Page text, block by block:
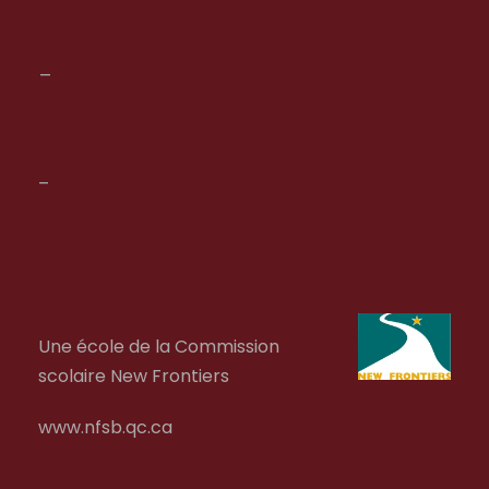
–
Une école de la Commission
scolaire New Frontiers
www.nfsb.qc.ca